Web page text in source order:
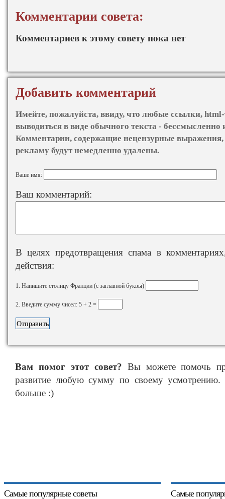
Комментарии совета:
Комментариев к этому совету пока нет
Добавить комментарий
Имейте, пожалуйста, ввиду, что любые ссылки,
выводиться в виде обычного текста - бессмысленно
Комментарии, содержащие нецензурные
рекламу будут немедленно удалены.
Ваше имя:
Ваш комментарий:
В целях предотвращения спама в
действия:
1. Напишите столицу Франции (с заглавной буквы)
2. Введите сумму чисел: 5 + 2 =
Вам помог этот совет? Вы можете помочь
развитие любую сумму по своему
больше :)
Самые популярные советы Самые